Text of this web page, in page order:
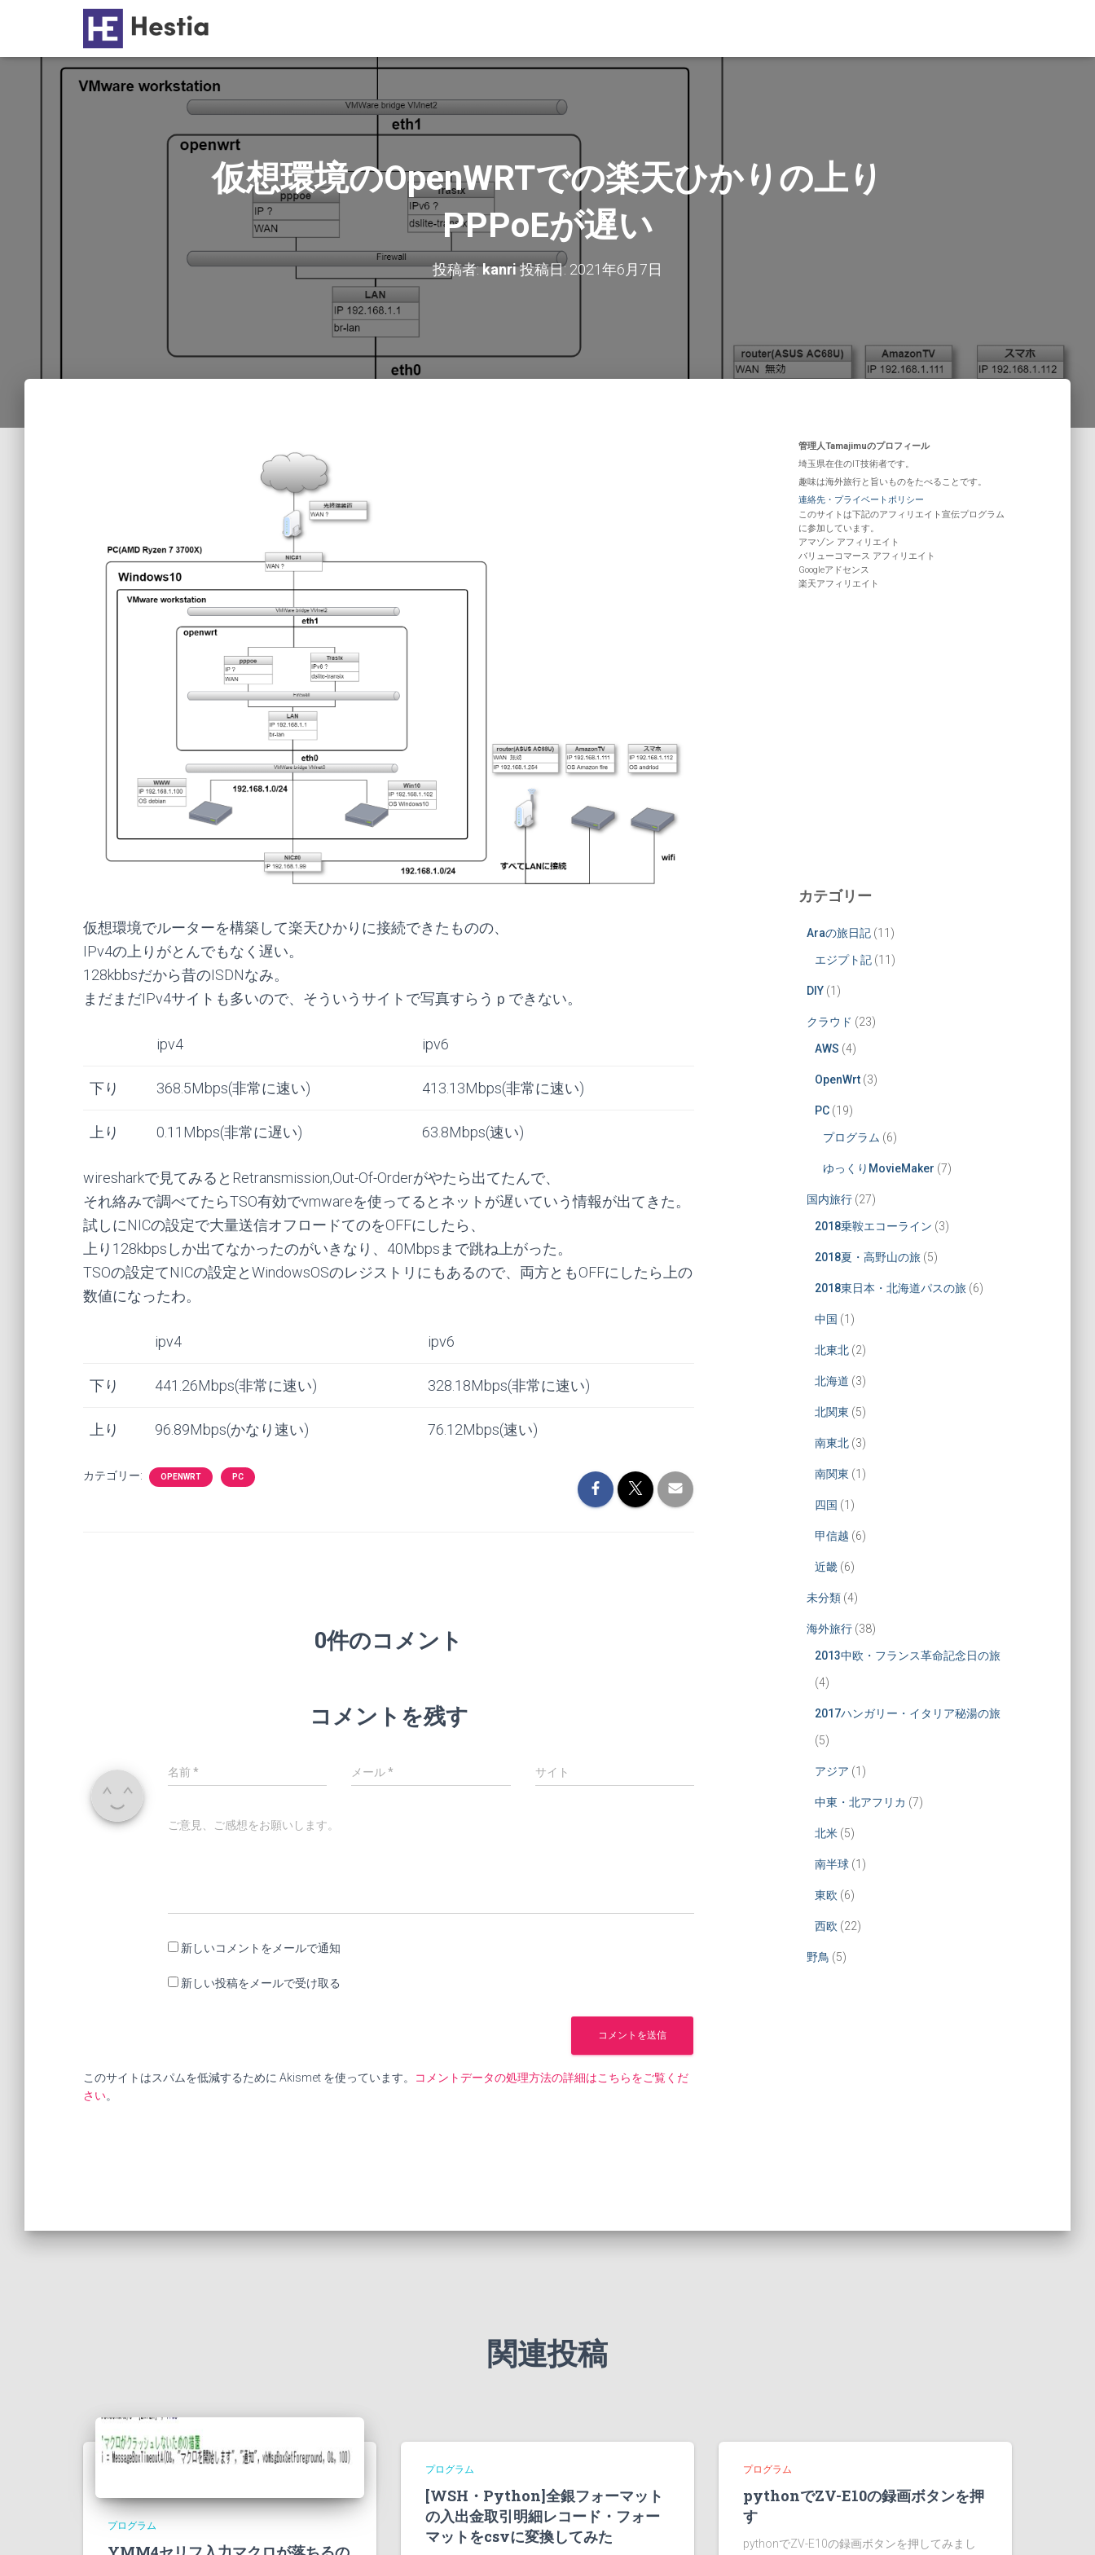
仮想環境のOpenWRTでの楽天ひかりの上り
PPPoEが遅い
投稿者:kanri投稿日: 2021年6月7日
仮想環境でルーターを構築して楽天ひかりに接続できたものの、
IPv4の上りがとんでもなく遅い。
128kbbsだから昔のISDNなみ。
まだまだIPv4サイトも多いので、そういうサイトで写真すらうｐできない。
ipv4 ipv6
下り 368.5Mbps(非常に速い) 413.13Mbps(非常に速い)
上り 0.11Mbps(非常に遅い) 63.8Mbps(速い)
wiresharkで見てみるとRetransmission,Out-Of-Orderがやたら出てたんで、
それ絡みで調べてたらTSO有効でvmwareを使ってるとネットが遅いていう情報が出てきた。
試しにNICの設定で大量送信オフロードてのをOFFにしたら、
上り128kbpsしか出てなかったのがいきなり、40Mbpsまで跳ね上がった。
TSOの設定てNICの設定とWindowsOSのレジストリにもあるので、両方ともOFFにしたら上の
数値になったわ。
ipv4 ipv6
下り 441.26Mbps(非常に速い) 328.18Mbps(非常に速い)
上り 96.89Mbps(かなり速い) 76.12Mbps(速い)
カテゴリー: OPENWRT PC
0件のコメント
コメントを残す
名前* メール* サイト
ご意見、ご感想をお願いします。
新しいコメントをメールで通知
新しい投稿をメールで受け取る
このサイトはスパムを低減するために Akismet を使っています。
コメントデータの処理方法の詳細はこちらをご覧くだ
さい。
管理人Tamajimuのプロフィール
埼玉県在住のIT技術者です。
趣味は海外旅行と旨いものをたべることです。
連絡先・プライベートポリシー
このサイトは下記のアフィリエイト宣伝プログラム
に参加しています。
アマゾン アフィリエイト
バリューコマース アフィリエイト
Googleアドセンス
楽天アフィリエイト
カテゴリー
Araの旅日記(11)
エジプト記(11)
DIY(1)
クラウド (23)
AWS (4)
OpenWrt(3)
PC(19)
プログラム (6)
ゆっくりMovieMaker (7)
国内旅行(27)
2018乗鞍エコーライン (3)
2018夏・高野山の旅 (5)
2018東日本・北海道パスの旅 (6)
中国 (1)
北東北(2)
北海道 (3)
北関東 (5)
南東北(3)
南関東 (1)
四国 (1)
甲信越 (6)
近畿(6)
未分類(4)
海外旅行(38)
2013中欧・フランス革命記念日の旅
(4)
2017ハンガリー・イタリア秘湯の旅
(5)
アジア (1)
中東・北アフリカ (7)
北米(5)
南半球(1)
東欧 (6)
西欧 (22)
野鳥 (5)
関連投稿
プログラム
プログラム
[WSH・Python]全銀フォーマット
の入出金取引明細レコード・フォー
マットをcsvに変換してみた
プログラム
pythonでZV-E10の録画ボタンを押
す
pythonでZV-E10の録画ボタンを押してみまし